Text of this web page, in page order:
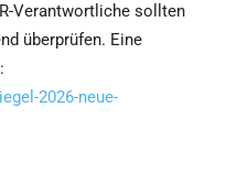
Verantwortliche sollten
überprüfen. Eine
2026-neue-